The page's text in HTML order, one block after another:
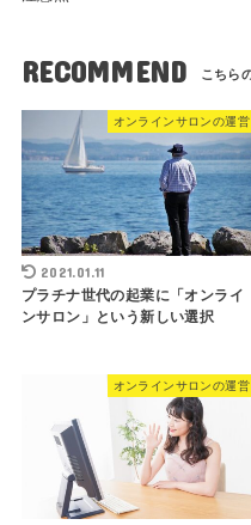
RECOMMEND
オンラインサロンの運営
2021.01.11
プラチナ世代の起業に「オンライ
ンサロン」という新しい選択
オンラインサロンの運営